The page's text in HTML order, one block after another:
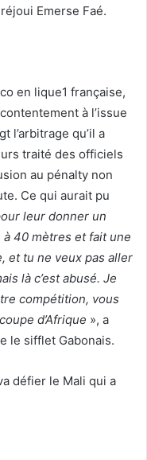
Emerse Faé.
en lique1 française,
à l’issue
l’arbitrage qu’il a
traité des officiels
au pénalty non
Ce qui aurait pu
leur donner un
40 mètres et fait une
et tu ne veux pas aller
là c’est abusé. Je
compétition, vous
d’Afrique », a
le sifflet Gabonais.
défier le Mali qui a